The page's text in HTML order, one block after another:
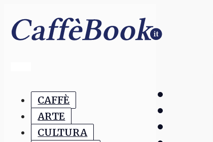
CAFFÈ
ARTE
CULTURA